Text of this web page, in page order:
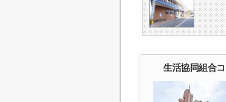
生活協同組合